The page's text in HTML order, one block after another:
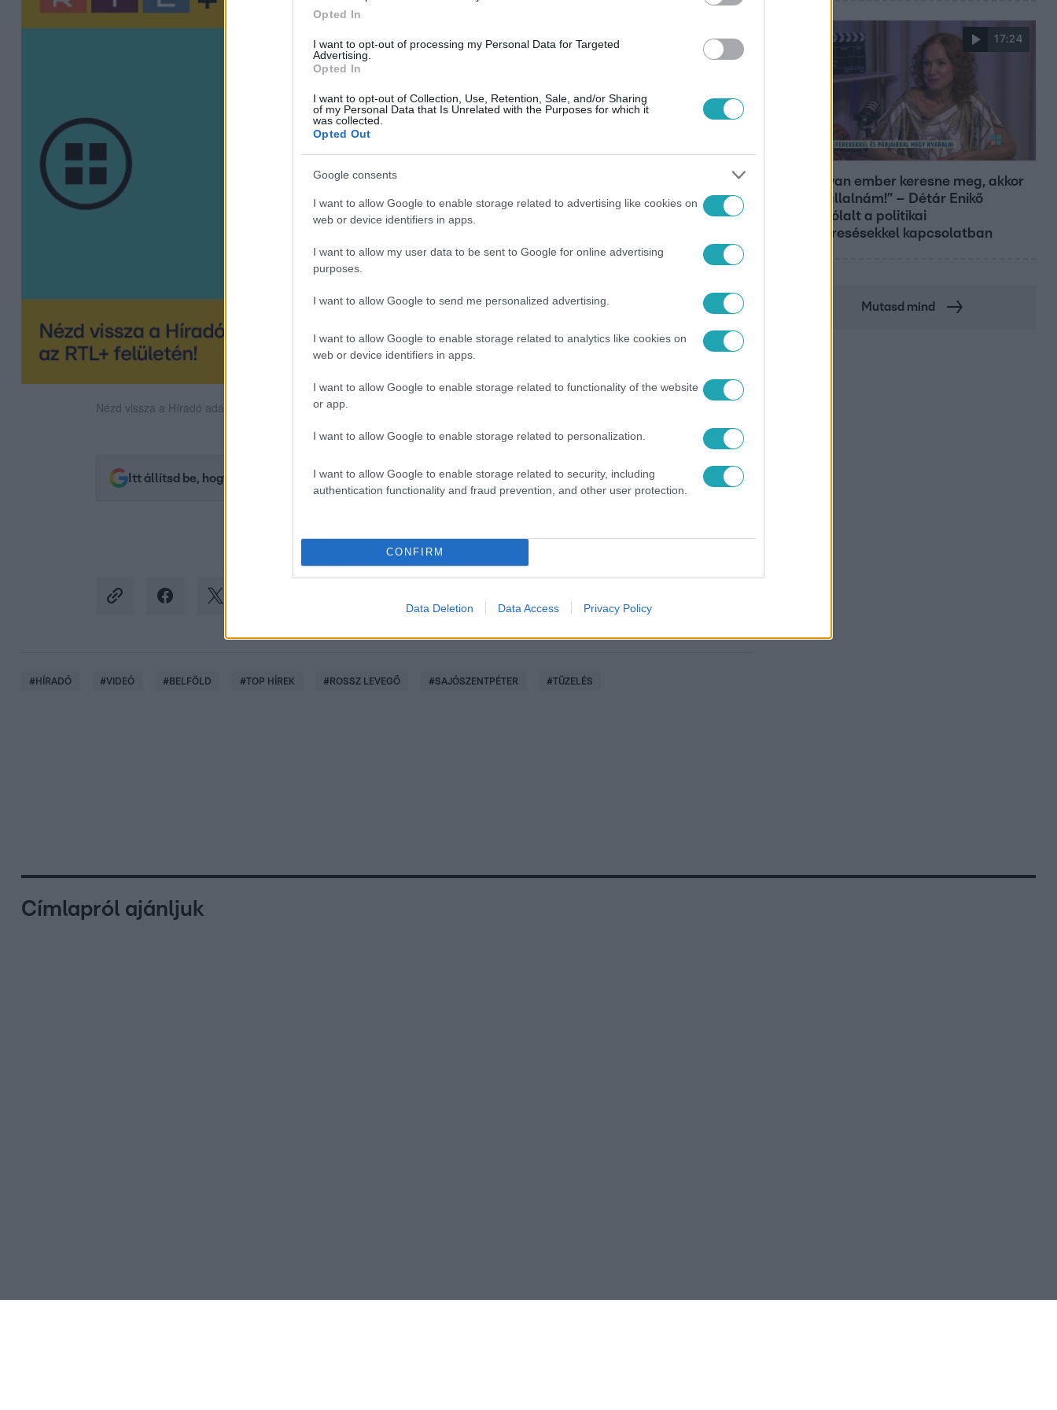
Opted In
I want to opt-out of processing my Personal Data for Targeted
Advertising.
Opted In
I want to opt-out of Collection, Use, Retention, Sale, and/or Sharing
of my Personal Data that Is Unrelated with the Purposes for which it
was collected.
Opted Out
Google consents
I want to allow Google to enable storage related to advertising like cookies on
web or device identifiers in apps.
I want to allow my user data to be sent to Google for online advertising
purposes.
I want to allow Google to send me personalized advertising.
I want to allow Google to enable storage related to analytics like cookies on
web or device identifiers in apps.
I want to allow Google to enable storage related to functionality of the website
or app.
I want to allow Google to enable storage related to personalization.
I want to allow Google to enable storage related to security, including
authentication functionality and fraud prevention, and other user protection.
CONFIRM
Data Deletion Data Access Privacy Policy
Nézd vissza a Híradó adásait az RTL+ felületén!
Itt állítsd be, hogy az RTL.hu az elsők között legyen a Google-találatokban!
#HÍRADÓ #VIDEÓ #BELFÖLD #TOP HÍREK #ROSSZ LEVEGŐ #SAJÓSZENTPÉTER #TÜZELÉS
17:24
„Ha olyan ember keresne meg, akkor
sem vállalnám!” – Détár Enikő
megszólalt a politikai
megkeresésekkel kapcsolatban
Mutasd mind
Címlapról ajánljuk